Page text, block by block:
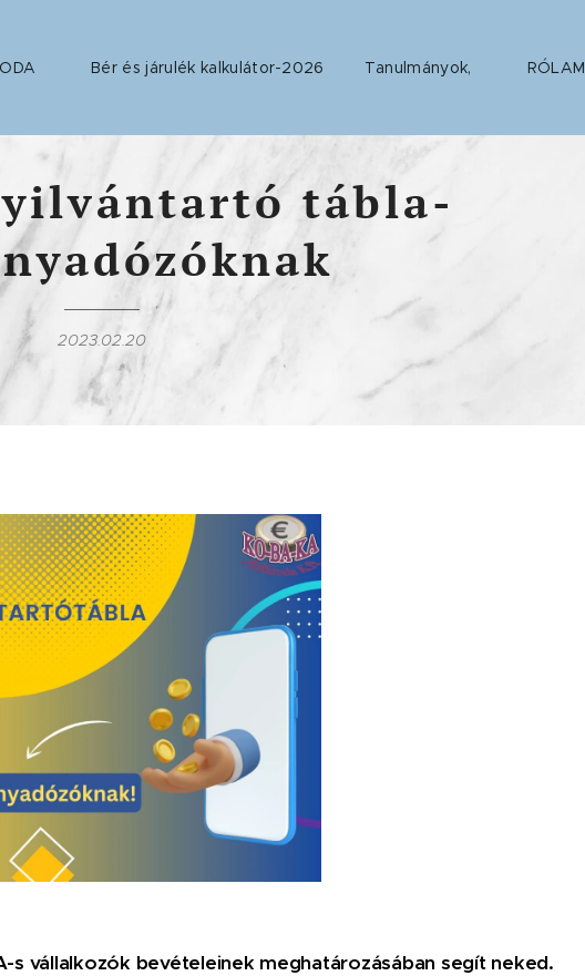
Bér és járulék kalkulátor-2026 Tanulmányok, RÓLAM
tábla-
2023.02.20
s vállalkozók bevételeinek meghatározásában segít neked.